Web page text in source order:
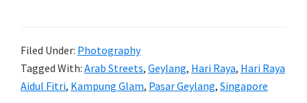
Filed Under: Photography
Tagged With: Arab Streets, Geylang, Hari Raya, Hari Raya
Aidul Fitri, Kampung Glam, Pasar Geylang, Singapore